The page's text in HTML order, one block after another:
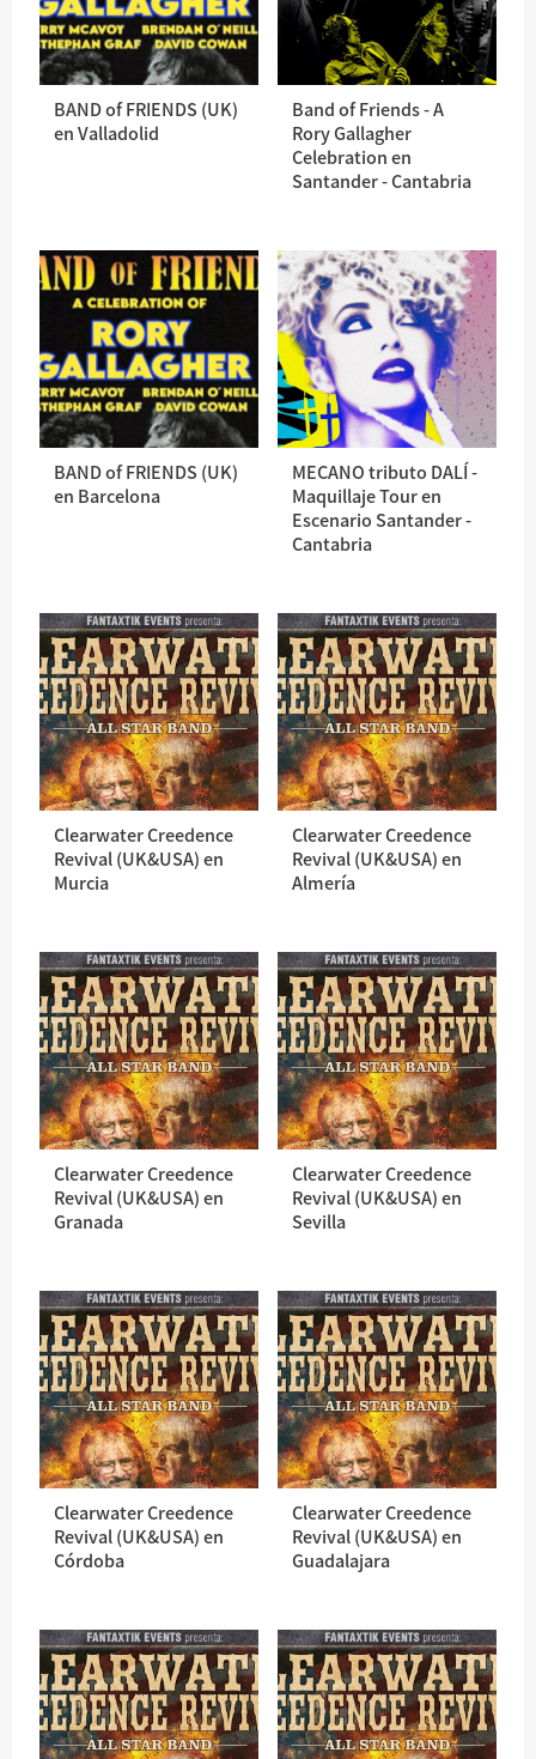
BAND of FRIENDS (UK)
en Valladolid
Band of Friends - A
Rory Gallagher
Celebration en
Santander - Cantabria
BAND of FRIENDS (UK)
en Barcelona
MECANO tributo DALÍ -
Maquillaje Tour en
Escenario Santander -
Cantabria
Clearwater Creedence
Revival (UK&USA) en
Murcia
Clearwater Creedence
Revival (UK&USA) en
Almería
Clearwater Creedence
Revival (UK&USA) en
Granada
Clearwater Creedence
Revival (UK&USA) en
Sevilla
Clearwater Creedence
Revival (UK&USA) en
Córdoba
Clearwater Creedence
Revival (UK&USA) en
Guadalajara